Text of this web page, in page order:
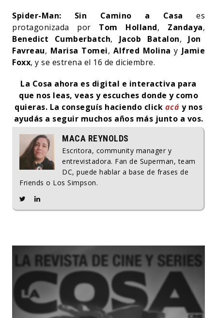
Spider-Man: Sin Camino a Casa es
protagonizada por Tom Holland, Zandaya,
Benedict Cumberbatch, Jacob Batalon, Jon
Favreau, Marisa Tomei,Alfred Molina y Jamie
Foxx, y se estrena el 16 de diciembre.
La Cosa ahora es digital e interactiva para
que nos leas, veas y escuches donde y como
quieras. La conseguís haciendo click acá y nos
ayudás a seguir muchos años más junto a vos.
MACA REYNOLDS
Escritora, community manager y
entrevistadora. Fan de Superman, team
DC, puede hablar a base de frases de
Friends o Los Simpson.